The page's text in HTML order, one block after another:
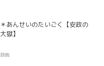
＊あんせいのたいごく【安政の
大獄】
辞典